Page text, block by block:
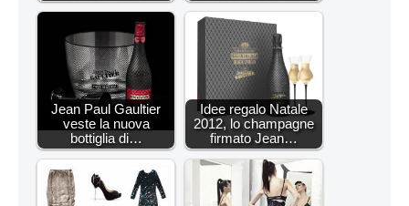
Jean Paul Gaultier
veste la nuova
bottiglia di…
Idee regalo Natale
2012, lo champagne
firmato Jean…